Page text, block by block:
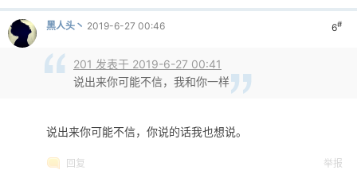
6#
黑人头丶 2019-6-27 00:46
201 发表于 2019-6-27 00:41
说出来你可能不信，我和你一样
说出来你可能不信，你说的话我也想说。
回复 举报